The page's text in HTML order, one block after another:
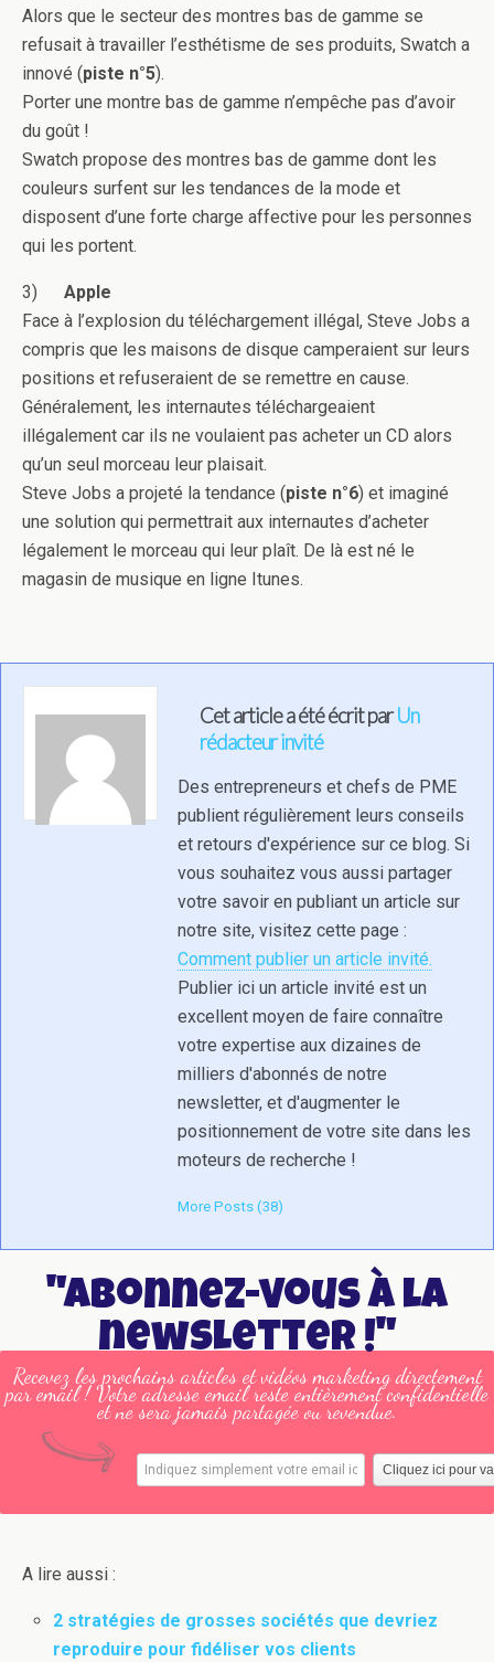
Alors que le secteur des montres bas de gamme se
refusait à travailler l’esthétisme de ses produits, Swatch a
innové (piste n°5).
Porter une montre bas de gamme n’empêche pas d’avoir
du goût !
Swatch propose des montres bas de gamme dont les
couleurs surfent sur les tendances de la mode et
disposent d’une forte charge affective pour les personnes
qui les portent.
3) Apple
Face à l’explosion du téléchargement illégal, Steve Jobs a
compris que les maisons de disque camperaient sur leurs
positions et refuseraient de se remettre en cause.
Généralement, les internautes téléchargeaient
illégalement car ils ne voulaient pas acheter un CD alors
qu’un seul morceau leur plaisait.
Steve Jobs a projeté la tendance (piste n°6) et imaginé
une solution qui permettrait aux internautes d’acheter
légalement le morceau qui leur plaît. De là est né le
magasin de musique en ligne Itunes.
Cet article a été écrit parUn
rédacteur invité
Des entrepreneurs et chefs de PME
publient régulièrement leurs conseils
et retours d'expérience sur ce blog. Si
vous souhaitez vous aussi partager
votre savoir en publiant un article sur
notre site, visitez cette page :
Comment publier un article invité.
Publier ici un article invité est un
excellent moyen de faire connaître
votre expertise aux dizaines de
milliers d'abonnés de notre
newsletter, et d'augmenter le
positionnement de votre site dans les
moteurs de recherche !
More Posts (38)
"Abonnez-vous à la
newsletter !"
Recevez les prochains articles et vidéos marketing directement
par email ! Votre adresse email reste entièrement confidentielle
et ne sera jamais partagée ou revendue.
A lire aussi :
2 stratégies de grosses sociétés que devriez
reproduire pour fidéliser vos clients